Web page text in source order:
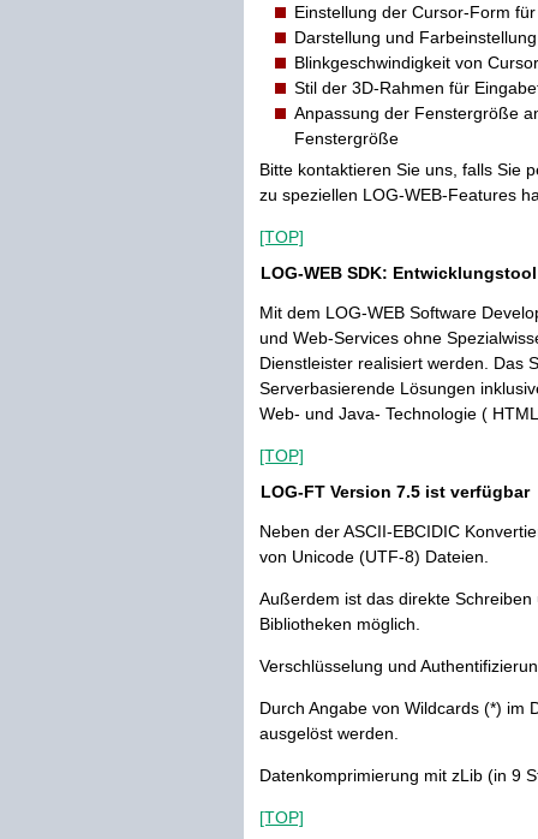
Einstellung der Cursor-Form
Darstellung und
Blinkgeschwindigkeit von
Stil der 3D-Rahmen für
Anpassung der Fenstergröße
Fenstergröße
Bitte kontaktieren Sie uns, falls Sie
zu speziellen LOG-WEB-Features
[TOP]
LOG-WEB SDK:
Mit dem LOG-WEB Software
und Web-Services ohne
Dienstleister realisiert werden. Das
Serverbasierende Lösungen
Web- und Java- Technologie (
[TOP]
LOG-FT Version 7.5 ist verfügbar
Neben der ASCII-EBCIDIC
von Unicode (UTF-8) Dateien.
Außerdem ist das direkte
Bibliotheken möglich.
Verschlüsselung und
Durch Angabe von Wildcards (*) im
ausgelöst werden.
Datenkomprimierung mit zLib (in 9
[TOP]